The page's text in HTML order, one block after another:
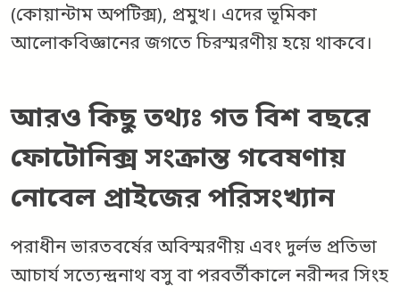
(কোয়ান্টাম অপটিক্স), প্রমুখ। এদের ভূমিকা
আলোকবিজ্ঞানের জগতে চিরস্মরণীয় হয়ে থাকবে।
আরও কিছু তথ্যঃ গত বিশ বছরে
ফোটোনিক্স সংক্রান্ত গবেষণায়
নোবেল প্রাইজের পরিসংখ্যান
পরাধীন ভারতবর্ষের অবিস্মরণীয় এবং দুর্লভ প্রতিভা
আচার্য সত্যেন্দ্রনাথ বসু বা পরবর্তীকালে নরীন্দর সিংহ